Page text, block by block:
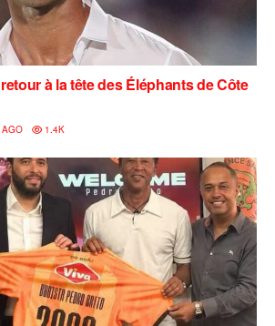
à la tête des Éléphants de Côte
1.4K